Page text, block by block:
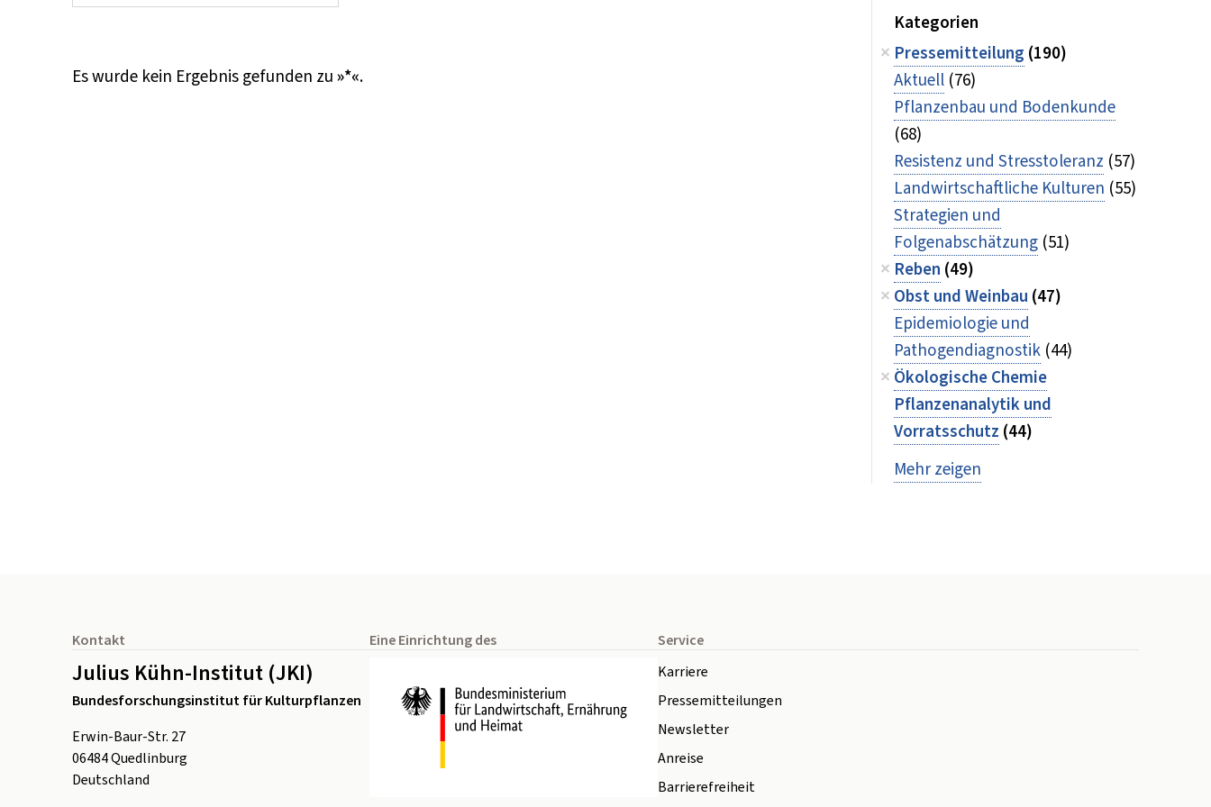
Es wurde kein Ergebnis gefunden zu»*«.
Kategorien
Pressemitteilung (190)
Aktuell (76)
Pflanzenbau und Bodenkunde
(68)
Resistenz und Stresstoleranz (57)
Landwirtschaftliche Kulturen (55)
Strategien und
Folgenabschätzung (51)
Reben (49)
Obst und Weinbau (47)
Epidemiologie und
Pathogendiagnostik (44)
Ökologische Chemie
Pflanzenanalytik und
Vorratsschutz (44)
Mehr zeigen
Kontakt
Julius Kühn-Institut (JKI)
Bundesforschungsinstitut für Kulturpflanzen
Erwin-Baur-Str. 27
06484Quedlinburg
Deutschland
Eine Einrichtung des
Service
Karriere
Pressemitteilungen
Newsletter
Anreise
Barrierefreiheit